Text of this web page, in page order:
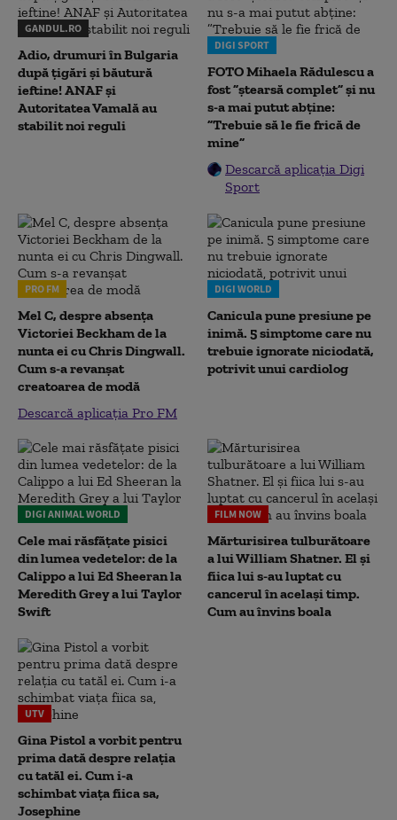
GANDUL.RO
Adio, drumuri în Bulgaria
după țigări și băutură
ieftine! ANAF și
Autoritatea Vamală au
stabilit noi reguli
DIGI SPORT
FOTO Mihaela Rădulescu a
fost ”ștearsă complet” și nu
s-a mai putut abține:
”Trebuie să le fie frică de
mine”
Descarcă aplicația Digi
Sport
PRO FM
Mel C, despre absența
Victoriei Beckham de la
nunta ei cu Chris Dingwall.
Cum s-a revanșat
creatoarea de modă
Descarcă aplicația Pro FM
DIGI WORLD
Canicula pune presiune pe
inimă. 5 simptome care nu
trebuie ignorate niciodată,
potrivit unui cardiolog
DIGI ANIMAL WORLD
Cele mai răsfățate pisici
din lumea vedetelor: de la
Calippo a lui Ed Sheeran la
Meredith Grey a lui Taylor
Swift
FILM NOW
Mărturisirea tulburătoare
a lui William Shatner. El și
fiica lui s-au luptat cu
cancerul în același timp.
Cum au învins boala
UTV
Gina Pistol a vorbit pentru
prima dată despre relația
cu tatăl ei. Cum i-a
schimbat viața fiica sa,
Josephine